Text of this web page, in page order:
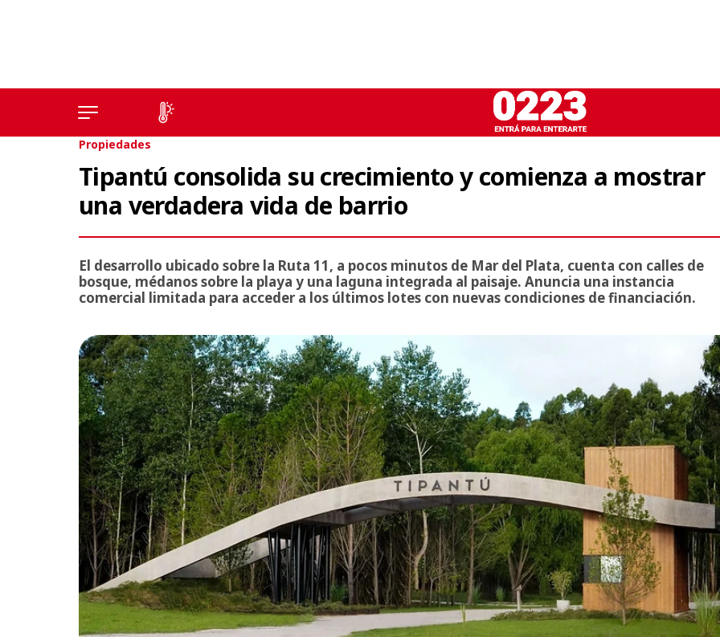
Propiedades
Tipantú consolida su crecimiento y comienza a mostrar
una verdadera vida de barrio
El desarrollo ubicado sobre la Ruta 11, a pocos minutos de Mar del Plata, cuenta con calles de
bosque, médanos sobre la playa y una laguna integrada al paisaje. Anuncia una instancia
comercial limitada para acceder a los últimos lotes con nuevas condiciones de financiación.